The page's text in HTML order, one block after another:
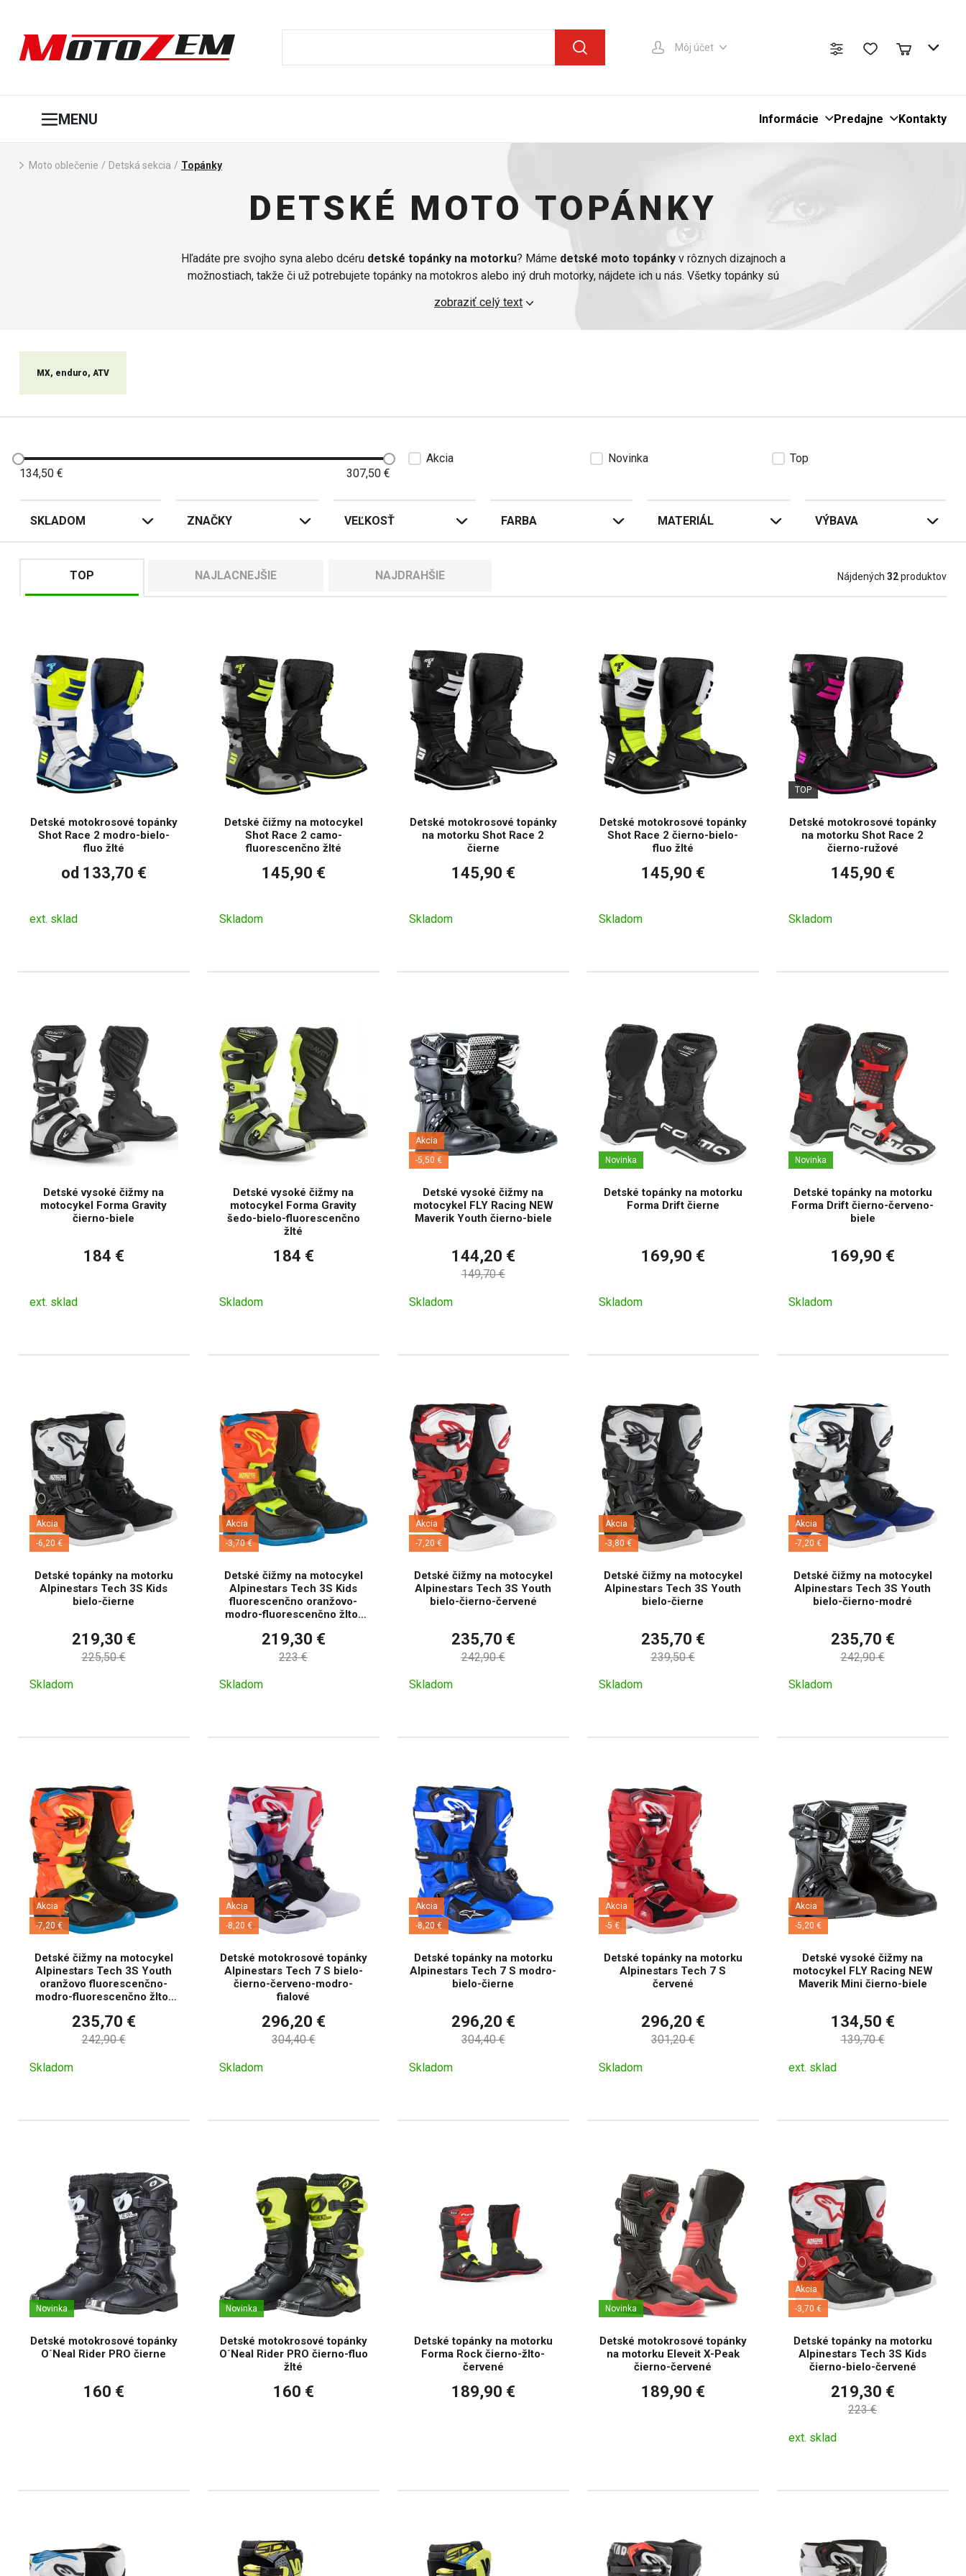
Môj účet
MENU Informácie Predajne Kontakty
Moto oblečenie / Detská sekcia / Topánky
DETSKÉ MOTO TOPÁNKY
Hľadáte pre svojho syna alebo dcéru detské topánky na motorku? Máme detské moto topánkyv rôznych dizajnoch a
možnostiach, takže či už potrebujete topánky na motokros alebo iný druh motorky, nájdete ich u nás. Všetky topánky sú
. Na jednom mieste ho ľahko vybavíte na preteky od hlavy až po päty.
zobraziť celý text
MX, enduro, ATV
134,50 € 307,50 €
Akcia Novinka Top
SKLADOM ZNAČKY VEĽKOSŤ FARBA MATERIÁL VÝBAVA
Nájdených 32produktov
TOP NAJLACNEJŠIE NAJDRAHŠIE
Detské motokrosové topánky
Shot Race 2 modro-bielo-
fluo žlté
od 133,70 €
ext. sklad
Detské čižmy na motocykel
Shot Race 2 camo-
fluorescenčno žlté
145,90 €
Skladom
Detské motokrosové topánky
na motorku Shot Race 2
čierne
145,90 €
Skladom
Detské motokrosové topánky
Shot Race 2 čierno-bielo-
fluo žlté
145,90 €
Skladom
TOP
Detské motokrosové topánky
na motorku Shot Race 2
čierno-ružové
145,90 €
Skladom
Detské vysoké čižmy na
motocykel Forma Gravity
čierno-biele
184 €
ext. sklad
Detské vysoké čižmy na
motocykel Forma Gravity
šedo-bielo-fluorescenčno
žlté
184 €
Skladom
Akcia
-5,50 €
Detské vysoké čižmy na
motocykel FLY Racing NEW
Maverik Youth čierno-biele
144,20 €
149,70 €
Skladom
Novinka
Detské topánky na motorku
Forma Drift čierne
169,90 €
Skladom
Novinka
Detské topánky na motorku
Forma Drift čierno-červeno-
biele
169,90 €
Skladom
Akcia
-6,20 €
Detské topánky na motorku
Alpinestars Tech 3S Kids
bielo-čierne
219,30 €
225,50 €
Skladom
Akcia
-3,70 €
Detské čižmy na motocykel
Alpinestars Tech 3S Kids
fluorescenčno oranžovo-
modro-fluorescenčno žlto-
219,30 €
223 €
Skladom
Akcia
-7,20 €
Detské čižmy na motocykel
Alpinestars Tech 3S Youth
bielo-čierno-červené
235,70 €
242,90 €
Skladom
Akcia
-3,80 €
Detské čižmy na motocykel
Alpinestars Tech 3S Youth
bielo-čierne
235,70 €
239,50 €
Skladom
Akcia
-7,20 €
Detské čižmy na motocykel
Alpinestars Tech 3S Youth
bielo-čierno-modré
235,70 €
242,90 €
Skladom
Akcia
-7,20 €
Detské čižmy na motocykel
Alpinestars Tech 3S Youth
oranžovo fluorescenčno-
modro-fluorescenčno žlto-
235,70 €
242,90 €
Skladom
Akcia
-8,20 €
Detské motokrosové topánky
Alpinestars Tech 7 S bielo-
čierno-červeno-modro-
fialové
296,20 €
304,40 €
Skladom
Akcia
-8,20 €
Detské topánky na motorku
Alpinestars Tech 7 S modro-
bielo-čierne
296,20 €
304,40 €
Skladom
Akcia
-5 €
Detské topánky na motorku
Alpinestars Tech 7 S
červené
296,20 €
301,20 €
Skladom
Akcia
-5,20 €
Detské vysoké čižmy na
motocykel FLY Racing NEW
Maverik Mini čierno-biele
134,50 €
139,70 €
ext. sklad
Novinka
Detské motokrosové topánky
O´Neal Rider PRO čierne
160 €
Novinka
Detské motokrosové topánky
O´Neal Rider PRO čierno-fluo
žlté
160 €
Detské topánky na motorku
Forma Rock čierno-žlto-
červené
189,90 €
Novinka
Detské motokrosové topánky
na motorku Eleveit X-Peak
čierno-červené
189,90 €
Akcia
-3,70 €
Detské topánky na motorku
Alpinestars Tech 3S Kids
čierno-bielo-červené
219,30 €
223 €
ext. sklad